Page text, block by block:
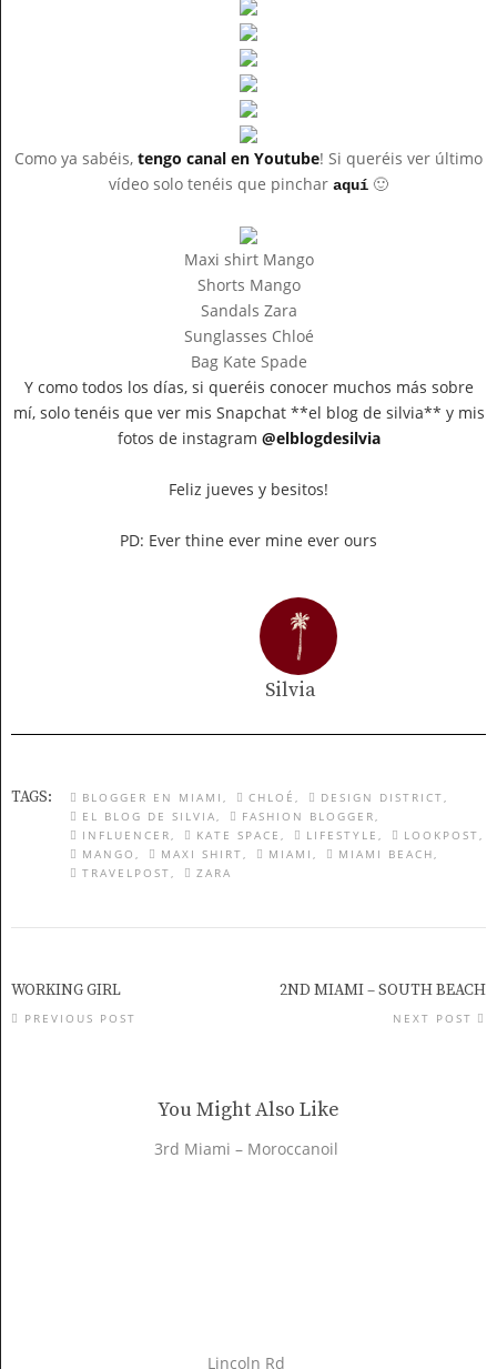
Como ya sabéis, tengo canal en Youtube! Si queréis ver último
vídeo solo tenéis que pinchar aquí 🙂
Maxi shirt Mango
Shorts Mango
Sandals Zara
Sunglasses Chloé
Bag Kate Spade
Y como todos los días, si queréis conocer muchos más sobre
mí, solo tenéis que ver mis Snapchat **el blog de silvia** y mis
fotos de instagram @elblogdesilvia
Feliz jueves y besitos!
PD: Ever thine ever mine ever ours
Silvia
TAGS: BLOGGER EN MIAMI CHLOÉ
DESIGN DISTRICT
EL BLOG DE SILVIA
FASHION BLOGGER
INFLUENCER
KATE SPACE LIFESTYLE
LOOKPOST
MANGO
MAXI SHIRT MIAMI
MIAMI BEACH
TRAVELPOST
ZARA
WORKING GIRL
PREVIOUS POST
2ND MIAMI – SOUTH BEACH
NEXT POST
You Might Also Like
3rd Miami – Moroccanoil
Lincoln Rd